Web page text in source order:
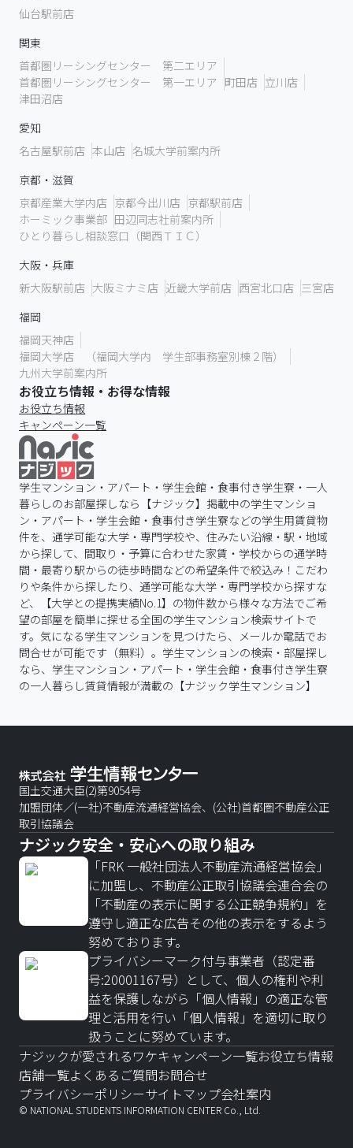
仙台駅前店
関東
首都圏リーシングセンター 第二エリア
首都圏リーシングセンター 第一エリア 町田店 立川店
津田沼店
愛知
名古屋駅前店 本山店 名城大学前案内所
京都・滋賀
京都産業大学内店 京都今出川店 京都駅前店
ホーミック事業部 田辺同志社前案内所
ひとり暮らし相談窓口（関西ＴＩＣ）
大阪・兵庫
新大阪駅前店 大阪ミナミ店 近畿大学前店 西宮北口店 三宮店
福岡
福岡天神店
福岡大学店 （福岡大学内 学生部事務室別棟２階）
九州大学前案内所
お役立ち情報・お得な情報
お役立ち情報
キャンペーン一覧
学生マンション・アパート・学生会館・食事付き学生寮・一人
暮らしのお部屋探しなら【ナジック】掲載中の学生マンショ
ン・アパート・学生会館・食事付き学生寮などの学生用賃貸物
件を、通学可能な大学・専門学校や、住みたい沿線・駅・地域
から探して、間取り・予算に合わせた家賃・学校からの通学時
間・最寄り駅からの徒歩時間などの希望条件で絞込み！こだわ
りや条件から探したり、通学可能な大学・専門学校から探すな
ど、【大学との提携実績No.1】の物件数から様々な方法でご希
望の部屋を簡単に探せる全国の学生マンション検索サイトで
す。気になる学生マンションを見つけたら、メールか電話でお
問合せが可能です（無料）。学生マンションの検索・部屋探し
なら、学生マンション・アパート・学生会館・食事付き学生寮
の一人暮らし賃貸情報が満載の【ナジック学生マンション】
国土交通大臣(2)第9054号
加盟団体／(一社)不動産流通経営協会、(公社)首都圏不動産公正
取引協議会
ナジック安全・安心への取り組み
「FRK 一般社団法人不動産流通経営協会」
に加盟し、不動産公正取引協議会連合会の
「不動産の表示に関する公正競争規約」を
遵守し適正な広告その他の表示をするよう
努めております。
プライバシーマーク付与事業者（認定番
号:20001167号）として、個人の権利や利
益を保護しながら「個人情報」の適正な管
理と活用を行い「個人情報」を適切に取り
扱うことに努めています。
ナジックが愛されるワケキャンペーン一覧お役立ち情報
店舗一覧よくあるご質問お問合せ
プライバシーポリシーサイトマップ会社案内
© NATIONAL STUDENTS INFORMATION CENTER Co., Ltd.